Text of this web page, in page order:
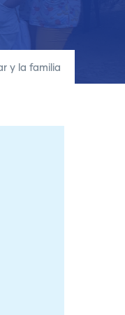
y la familia